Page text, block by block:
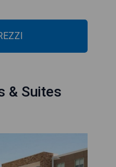
& Suites